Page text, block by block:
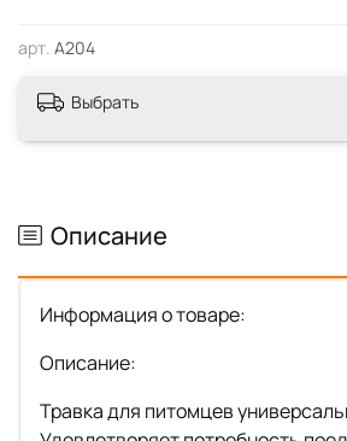
арт. А204
Выбрать
Описание
Информация о товаре:
Описание:
Травка для питомцев